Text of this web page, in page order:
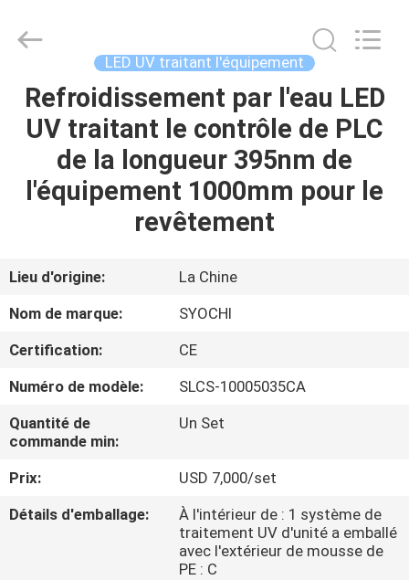
MAISON
PRODUITS
DE
NOUS
VISITE
D'USINE
CONTRÔLE
DE
QUALITÉ
Syochi
Electronics
Reserved.
LED UV traitant l'équipement
Refroidissement par l'eau LED
UV traitant le contrôle de PLC
de la longueur 395nm de
l'équipement 1000mm pour le
revêtement
Lieu d'origine:
La Chine
Nom de marque:
SYOCHI
Certification:
CE
Numéro de modèle:
SLCS-10005035CA
Quantité de
commande min:
Un Set
Prix:
USD 7,000/set
Détails d'emballage:
À l'intérieur de : 1 système de
traitement UV d'unité a emballé
avec l'extérieur de mousse de
PE : C